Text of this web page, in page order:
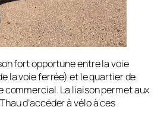
fort opportune entre la voie
la voie ferrée) et le quartier de
commercial. La liaison permet aux
d’accéder à vélo à ces